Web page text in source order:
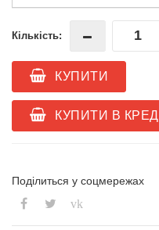
Кількість:
КУПИТИ
КУПИТИ В
Поділиться у соцмережах
vk